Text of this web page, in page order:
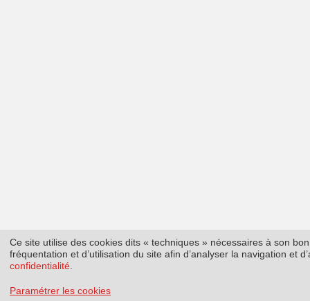
Ce site utilise des cookies dits « techniques » nécessaires à son
fréquentation et d’utilisation du site afin d’analyser la navigation et
confidentialité
Paramétrer les cookies